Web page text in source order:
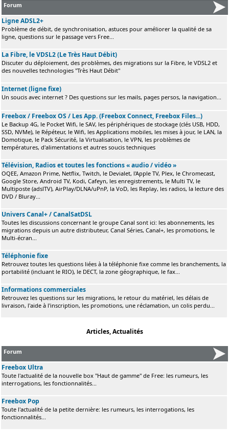
Forum
Ligne ADSL2+
Problème de débit, de synchronisation, astuces pour améliorer la qualité de sa
ligne, questions sur le passage vers Free...
La Fibre, le VDSL2 (Le Très Haut Débit)
Discuter du déploiement, des problèmes, des migrations sur la Fibre, le VDSL2 et
des nouvelles technologies "Très Haut Débit"
Internet (ligne fixe)
Un soucis avec internet ? Des questions sur les mails, pages persos, la navigation...
Freebox / Freebox OS / Les App. (Freebox Connect, Freebox Files...)
Le Backup 4G, le Pocket Wifi, le SAV, les périphériques de stockage (clés USB, HDD,
SSD, NVMe), le Répéteur, le Wifi, les Applications mobiles, les mises à jour, le LAN, la
Domotique, le Pack Sécurité, la Virtualisation, le VPN, les problèmes de
températures, d'alimentations et autres soucis techniques
Télévision, Radios et toutes les fonctions « audio / vidéo »
OQEE, Amazon Prime, Netflix, Twitch, le Devialet, l'Apple TV, Plex, le Chromecast,
Google Store, Android TV, Kodi, Cafeyn, les enregistrements, le Multi TV, le
Multiposte (adslTV), AirPlay/DLNA/uPnP, la VoD, les Replay, les radios, la lecture des
DVD / Bluray...
Univers Canal+ / CanalSatDSL
Toutes les discussions concernant le groupe Canal sont ici: les abonnements, les
migrations depuis un autre distributeur, Canal Séries, Canal+, les promotions, le
Multi-écran...
Téléphonie fixe
Retrouvez toutes les questions liées à la téléphonie fixe comme les branchements, la
portabilité (incluant le RIO), le DECT, la zone géographique, le fax...
Informations commerciales
Retrouvez les questions sur les migrations, le retour du matériel, les délais de
livraison, l'aide à l'inscription, les promotions, une réclamation, un colis perdu...
Articles, Actualités
Forum
Freebox Ultra
Toute l'actualité de la nouvelle box "Haut de gamme" de Free: les rumeurs, les
interrogations, les fonctionnalités...
Freebox Pop
Toute l'actualité de la petite dernière: les rumeurs, les interrogations, les
fonctionnalités...